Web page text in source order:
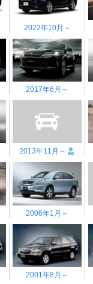
2022年10月～
2017年6月～
2013年11月～
2006年1月～
2001年8月～